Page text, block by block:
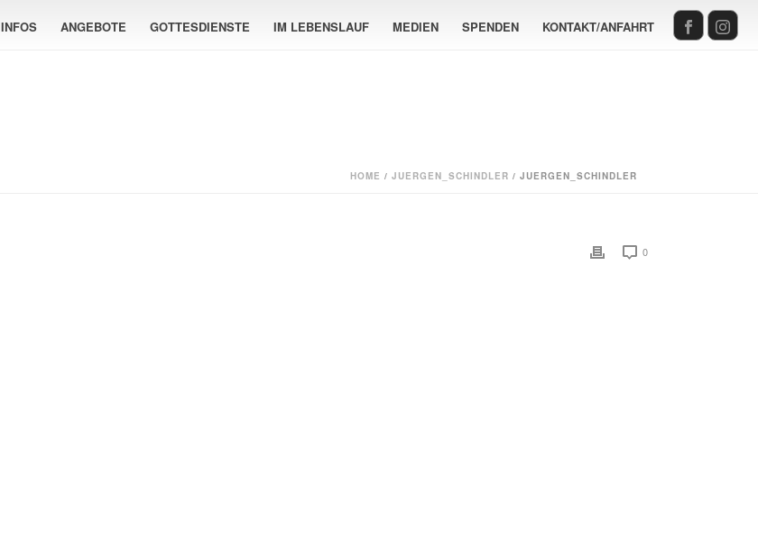
INFOS ANGEBOTE GOTTESDIENSTE IM LEBENSLAUF MEDIEN SPENDEN KONTAKT/ANFAHRT
HOME / JUERGEN_SCHINDLER / JUERGEN_SCHINDLER
0